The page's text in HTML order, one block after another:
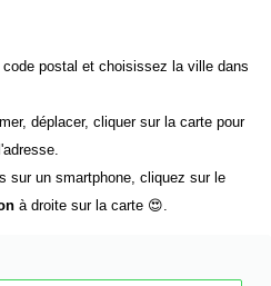
postal et choisissez la ville dans
déplacer, cliquer sur la carte pour
sur un smartphone, cliquez sur le
à droite sur la carte 😍.